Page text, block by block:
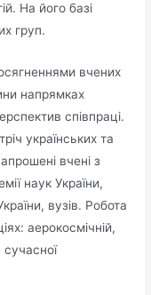
На його базі
груп.
вчених
напрямках
співпраці.
українських та
вчені з
наук України,
вузів. Робота
аерокосмічній,
сучасної